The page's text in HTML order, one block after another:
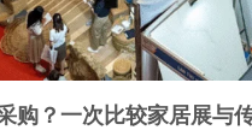
？一次比较家居展与